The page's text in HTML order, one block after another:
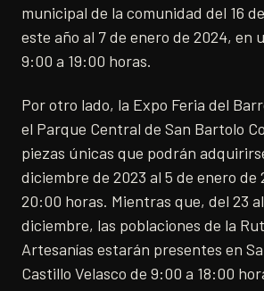
municipal de la comunidad del 16
este año al 7 de enero de 2024, en
9:00 a 19:00 horas.
Por otro lado, la Expo Feria del
el Parque Central de San Bartolo
piezas únicas que podrán
diciembre de 2023 al 5 de enero de
20:00 horas. Mientras que, del 23
diciembre, las poblaciones de la
Artesanías estarán presentes en
Castillo Velasco de 9:00 a 18:00